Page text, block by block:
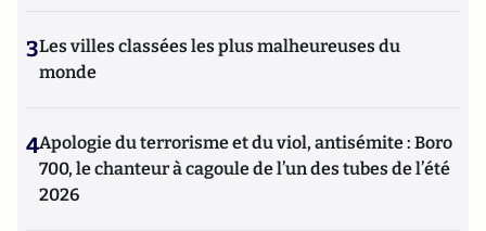
3Les villes classées les plus malheureuses du
monde
4Apologie du terrorisme et du viol, antisémite : Boro
700, le chanteur à cagoule de l’un des tubes de l’été
2026